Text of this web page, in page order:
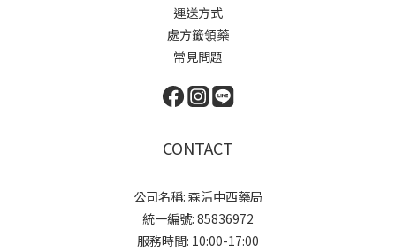
運送方式
處方籤領藥
常見問題
CONTACT
公司名稱: 森活中西藥局
統一編號: 85836972
服務時間: 10:00-17:00